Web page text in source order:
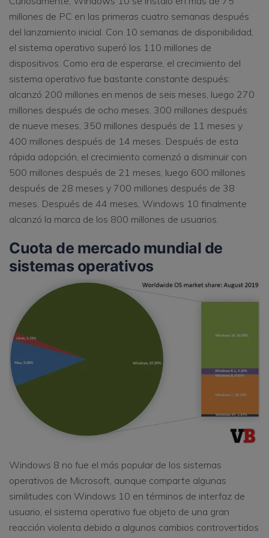
millones de PC en las primeras cuatro semanas después
del lanzamiento inicial. Con 10 semanas de disponibilidad,
el sistema operativo superó los 110 millones de
dispositivos. Como era de esperarse, el crecimiento del
sistema operativo fue bastante constante después:
alcanzó 200 millones en menos de seis meses, luego 270
millones después de ocho meses, 300 millones después
de nueve meses, 350 millones después de 11 meses y
400 millones después de 14 meses. Después de esta
rápida adopción, el crecimiento comenzó a disminuir con
500 millones después de 21 meses, luego 600 millones
después de 28 meses y 700 millones después de 38
meses. Después de 44 meses, Windows 10 finalmente
alcanzó la marca de los 800 millones de usuarios.
Cuota de mercado mundial de
sistemas operativos
Windows 8 no fue el más popular de los sistemas
operativos de Microsoft, aunque comparte algunas
similitudes con Windows 10 en términos de interfaz de
usuario, el sistema operativo fue objeto de una gran
reacción violenta debido a algunos cambios controvertidos